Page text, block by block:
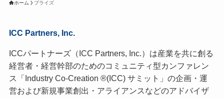
ホーム プライズ
ICC Partners, Inc.
ICCパートナーズ（ICC Partners, Inc.）は産業を共に創る
経営者・経営幹部のためのコミュニティ型カンファレン
ス「Industry Co-Creation ®(ICC) サミット」の企画・運
営および新規事業創出・アライアンスなどのアドバイザ